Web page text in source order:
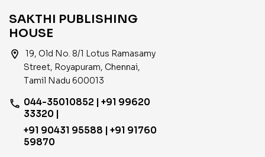
SAKTHI PUBLISHING
HOUSE
location_on
19, Old No. 8/1 Lotus Ramasamy
Street, Royapuram, Chennai,
Tamil Nadu 600013
phone 044-35010852 | +91 99620
33320 |
+91 90431 95588 | +91 91760
59870